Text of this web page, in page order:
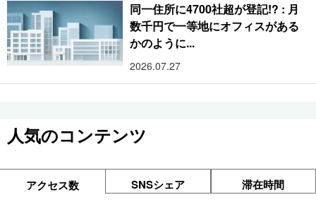
同一住所に4700社超が登記!? : 月
数千円で一等地にオフィスがある
かのように...
2026.07.27
人気のコンテンツ
アクセス数 SNSシェア 滞在時間